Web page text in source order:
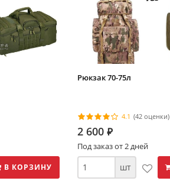
В КОРЗИНУ
Рюкзак 70-75л
4.1 (42 оценки)
2 600 ⃏
Под заказ от 2 дней
шт